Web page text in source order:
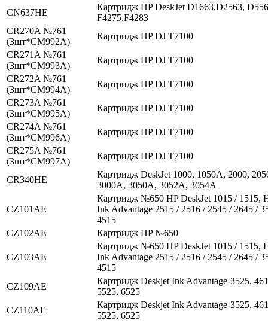
CN637HE
Картридж HP DeskJet D1663,D2563,
F4275,F4283
CR270A №761
(3шт*CM992A)
Картридж HP DJ T7100
CR271A №761
(3шт*CM993A)
Картридж HP DJ T7100
CR272A №761
(3шт*CM994A)
Картридж HP DJ T7100
CR273A №761
(3шт*CM995A)
Картридж HP DJ T7100
CR274A №761
(3шт*CM996A)
Картридж HP DJ T7100
CR275A №761
(3шт*CM997A)
Картридж HP DJ T7100
CR340HE
Картридж DeskJet 1000, 1050A, 2000,
3000A, 3050A, 3052A, 3054A
CZ101AE
Картридж №650 HP DeskJet 1015 / 1515,
Ink Advantage 2515 / 2516 / 2545 / 2645 /
4515
CZ102AE
Картридж HP №650
CZ103AE
Картридж №650 HP DeskJet 1015 / 1515,
Ink Advantage 2515 / 2516 / 2545 / 2645 /
4515
CZ109AE
Картридж Deskjet Ink Advantage-3525,
5525, 6525
CZ110AE
Картридж Deskjet Ink Advantage-3525,
5525, 6525